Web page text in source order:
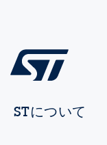
STについて